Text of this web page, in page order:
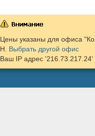
Цены указаны для офиса
Н. Выбрать другой офис
Ваш IP адрес '216.73.217.24'